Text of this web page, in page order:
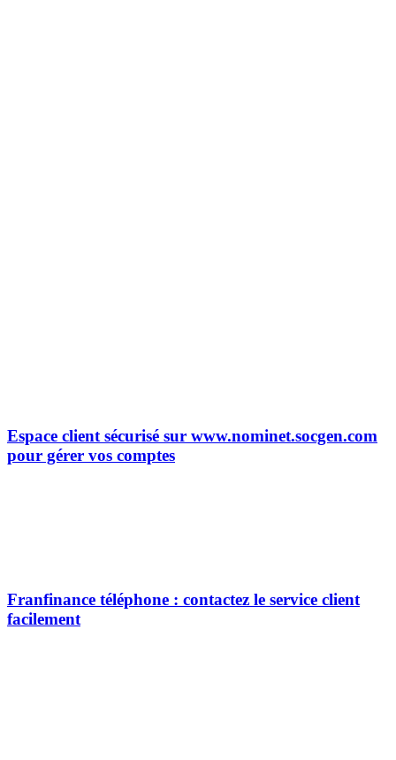
Espace client sécurisé sur www.nominet.socgen.com
pour gérer vos comptes
Franfinance téléphone : contactez le service client
facilement